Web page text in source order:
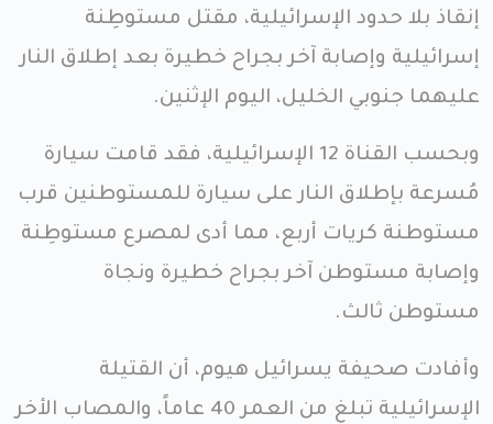
إنقاذ بلا حدود الإسرائيلية، مقتل مستوطِنة
إسرائيلية وإصابة آخر بجراح خطيرة بعد إطلاق النار
عليهما جنوبي الخليل، اليوم الإثنين.
وبحسب القناة 12 الإسرائيلية، فقد قامت سيارة
مُسرعة بإطلاق النار على سيارة للمستوطنين قرب
مستوطنة كريات أربع، مما أدى لمصرع مستوطِنة
وإصابة مستوطن آخر بجراح خطيرة ونجاة
مستوطن ثالث.
وأفادت صحيفة يسرائيل هيوم، أن القتيلة
الإسرائيلية تبلغ من العمر 40 عاماً، والمصاب الأخر